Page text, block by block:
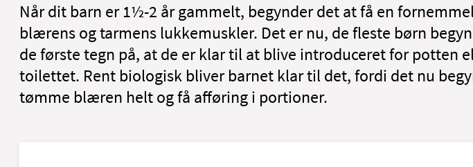
Når dit barn er 1½-2 år gammelt, begynder det at få en
blærens og tarmens lukkemuskler. Det er nu, de fleste børn
de første tegn på, at de er klar til at blive introduceret for potten
toilettet. Rent biologisk bliver barnet klar til det, fordi det nu
tømme blæren helt og få afføring i portioner.